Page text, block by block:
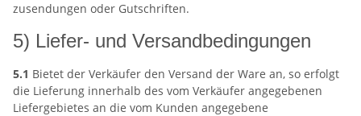
zusendungen oder Gutschriften.
5) Liefer- und Versandbedingungen
5.1 Bietet der Verkäufer den Versand der Ware an, so erfolgt
die Lieferung innerhalb des vom Verkäufer angegebenen
Liefergebietes an die vom Kunden angegebene